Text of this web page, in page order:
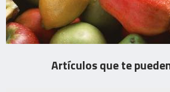
Artículos que te